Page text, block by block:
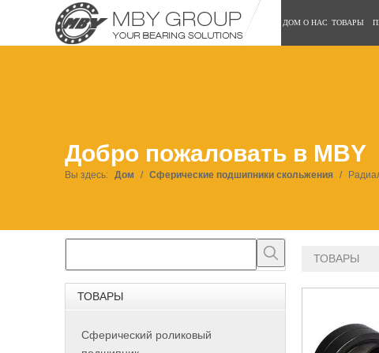
ДОМ О НАС ТОВАРЫ
Добро пожаловать в MBY
Вы здесь: Дом / Сферические подшипники скольжения /
ТОВАРЫ
Сферический роликовый
ТОВАРЫ